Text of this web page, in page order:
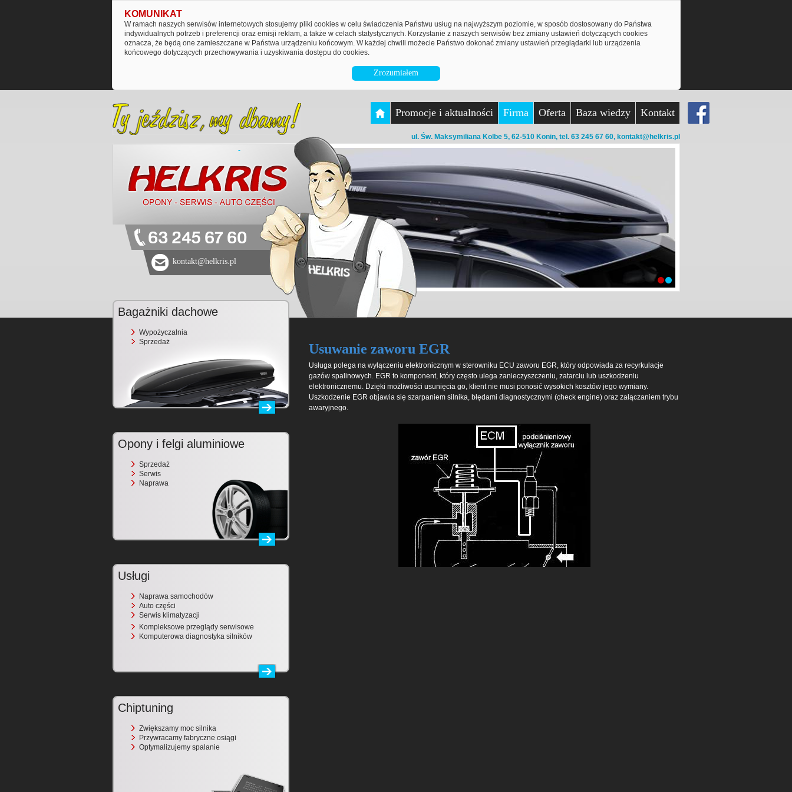
KOMUNIKAT
W ramach naszych serwisów internetowych stosujemy pliki cookies w celu świadczenia Państwu usług na najwyższym poziomie, w sposób dostosowany do Państwa
indywidualnych potrzeb i preferencji oraz emisji reklam, a także w celach statystycznych. Korzystanie z naszych serwisów bez zmiany ustawień dotyczących cookies
oznacza, że będą one zamieszczane w Państwa urządzeniu końcowym. W każdej chwili możecie Państwo dokonać zmiany ustawień przeglądarki lub urządzenia
końcowego dotyczących przechowywania i uzyskiwania dostępu do cookies.
Zrozumiałem
Promocje i aktualności Firma Oferta Baza wiedzy Kontakt
ul. Św. Maksymiliana Kolbe 5, 62-510 Konin, tel. 63 245 67 60, kontakt@helkris.pl
63 245 67 60
kontakt@helkris.pl
Bagażniki dachowe
Wypożyczalnia
Sprzedaż
Opony i felgi aluminiowe
Sprzedaż
Serwis
Naprawa
Usługi
Naprawa samochodów
Auto części
Serwis klimatyzacji
Kompleksowe przeglądy serwisowe
Komputerowa diagnostyka silników
Chiptuning
Zwiększamy moc silnika
Przywracamy fabryczne osiągi
Optymalizujemy spalanie
Usuwanie zaworu EGR
Usługa polega na wyłączeniu elektronicznym w sterowniku ECU zaworu EGR, który odpowiada za recyrkulacje
gazów spalinowych. EGR to komponent, który często ulega zanieczyszczeniu, zatarciu lub uszkodzeniu
elektronicznemu. Dzięki możliwości usunięcia go, klient nie musi ponosić wysokich kosztów jego wymiany.
Uszkodzenie EGR objawia się szarpaniem silnika, błędami diagnostycznymi (check engine) oraz załączaniem trybu
awaryjnego.